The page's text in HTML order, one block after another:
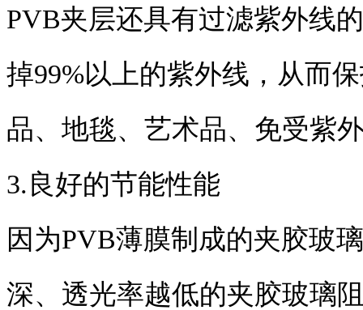
PVB夹层还具有过滤紫外线
掉99%以上的紫外线，从而
品、地毯、艺术品、免受紫
3.良好的节能性能
因为PVB薄膜制成的夹胶玻
深、透光率越低的夹胶玻璃